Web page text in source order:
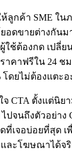
ห้ลูกค้า SME ใน
อดขายต่างกัน
ใช้ต้องกด เปลี่ย
าคาฟรีใน 24 ช
ดยไม่ต้องแตะอ
CTA ตั้งแต่นิย
ปจนถึงตัวอย่าง
ที่เจอบ่อยที่สุด
ละโฆษณาได้จริ